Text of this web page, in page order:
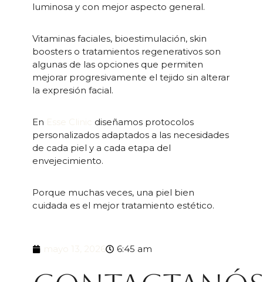
luminosa y con mejor aspecto general.
Vitaminas faciales, bioestimulación, skin
boosters o tratamientos regenerativos son
algunas de las opciones que permiten
mejorar progresivamente el tejido sin alterar
la expresión facial.
En
diseñamos protocolos
personalizados adaptados a las necesidades
de cada piel y a cada etapa del
envejecimiento.
Porque muchas veces, una piel bien
cuidada es el mejor tratamiento estético.
6:45 am